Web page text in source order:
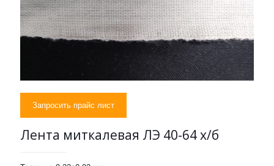
Запросить прайс лист
Лента миткалевая ЛЭ 40-64 х/б